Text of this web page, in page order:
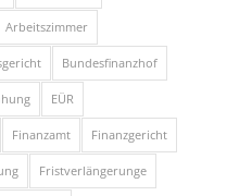
Arbeitszimmer
Bundesfinanzhof
EÜR
Finanzamt Finanzgericht
Fristverlängerunge